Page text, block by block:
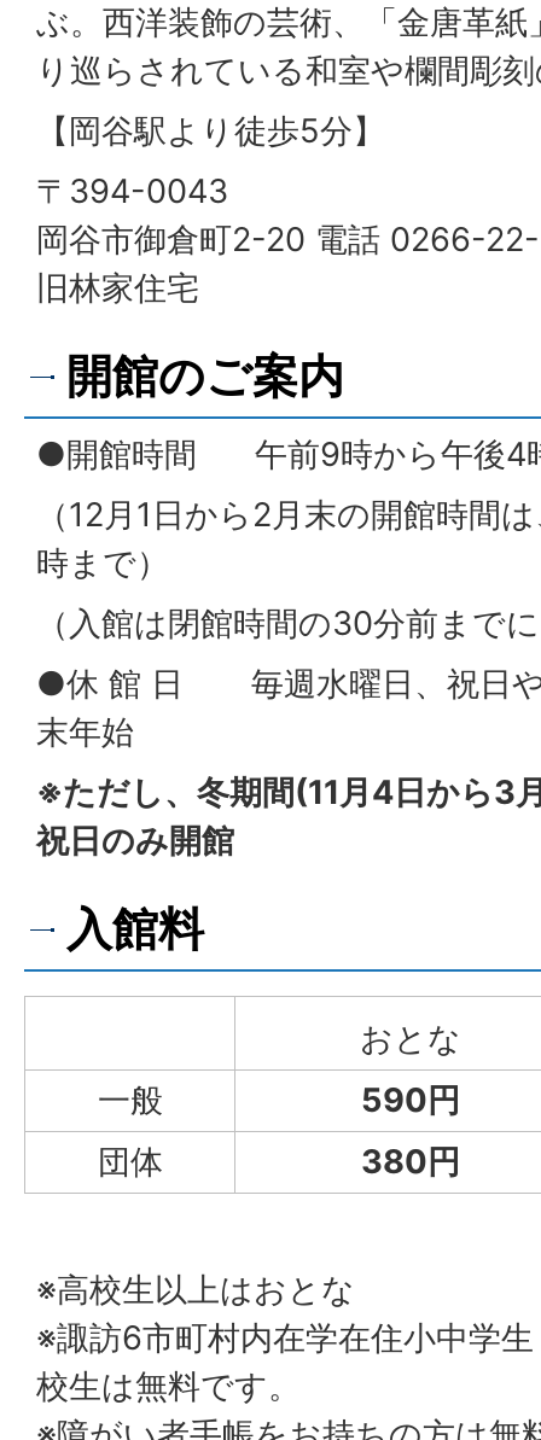
ぶ。西洋装飾の芸術、「金唐革
り巡らされている和室や欄間彫
【岡谷駅より徒歩5分】
〒394-0043
岡谷市御倉町2-20 電話 0266-
旧林家住宅
開館のご案内
●開館時間 午前9時から午後4
（12月1日から2月末の開館時間
時まで）
（入館は閉館時間の30分前まで
●休 館 日 毎週水曜日、祝日や
末年始
※ただし、冬期間(11月4日から3
祝日のみ開館
入館料
おとな
一般
590円
団体
380円
※高校生以上はおとな
※諏訪6市町村内在学在住小中学
校生は無料です。